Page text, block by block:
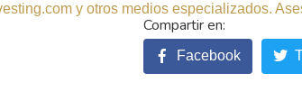
y otros medios especializados.
Facebook